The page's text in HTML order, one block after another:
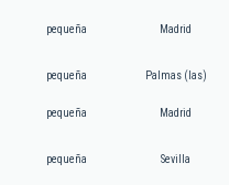
pequeña Madrid
pequeña Palmas (las)
pequeña Madrid
pequeña Sevilla